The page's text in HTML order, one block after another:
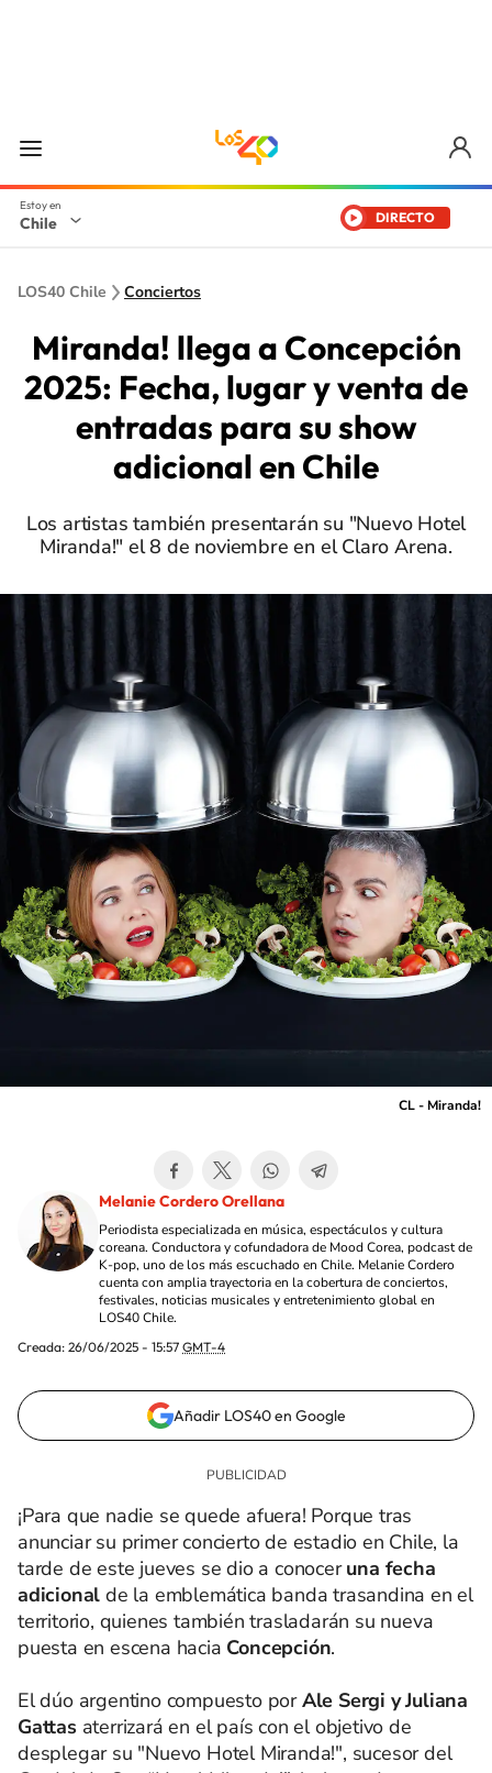
Chile DIRECTO
LOS40 Chile Conciertos
Miranda! llega a Concepción
2025: Fecha, lugar y venta de
entradas para su show
adicional en Chile
Los artistas también presentarán su "Nuevo Hotel
Miranda!" el 8 de noviembre en el Claro Arena.
CL - Miranda!
Melanie Cordero Orellana
Periodista especializada en música, espectáculos y cultura
coreana. Conductora y cofundadora de Mood Corea, podcast de
K-pop, uno de los más escuchado en Chile. Melanie Cordero
cuenta con amplia trayectoria en la cobertura de conciertos,
festivales, noticias musicales y entretenimiento global en
LOS40 Chile.
Creada: 26/06/2025 - 15:57 GMT-4
Añadir LOS40 en Google
¡Para que nadie se quede afuera! Porque tras
anunciar su primer concierto de estadio en Chile, la
tarde de este jueves se dio a conoceruna fecha
adicionalde la emblemática banda trasandina en el
territorio, quienes también trasladarán su nueva
puesta en escena hacia Concepción.
El dúo argentino compuesto porAle Sergi y Juliana
Gattasaterrizará en el país con el objetivo de
desplegar su "Nuevo Hotel Miranda!", sucesor del